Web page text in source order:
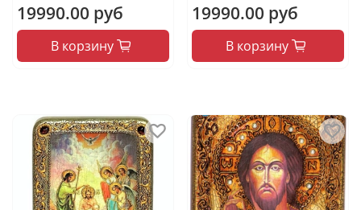
19990.00 руб
В корзину
19990.00 руб
В корзину